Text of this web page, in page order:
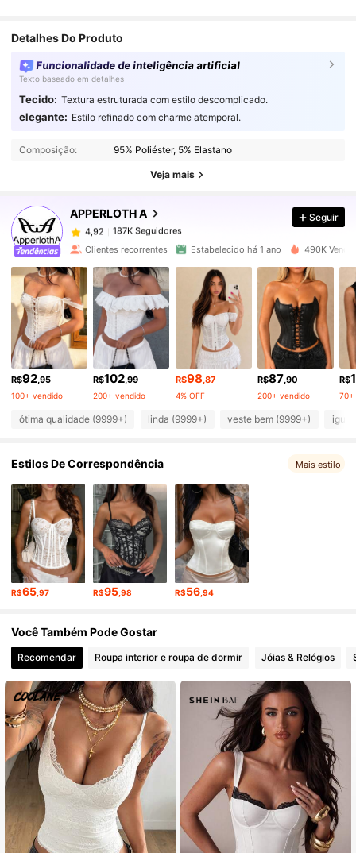
Detalhes Do Produto
Funcionalidade de inteligência artificial
Texto baseado em detalhes
Tecido: Textura estruturada com estilo descomplicado.
elegante: Estilo refinado com charme atemporal.
Composição: 95% Poliéster, 5% Elastano
Veja mais
APPERLOTH A
4,92 187K Seguidores
187K Seguidores
4,92
187K Seguidores
f***s
pago 1 dia atrás
4,92 187K Seguidores
4,92 187K Seguidores
4,92 187K Seguidores
4,92 187K Seguidores
4,92 187K Seguidores
4,92 187K Seguidores
4,92 187K Seguidores
Seguir
Clientes recorrentes Estabelecido há 1 ano 490K
R$92,95
100+ vendido
R$102,99
200+ vendido
R$98,87
4% OFF
R$87,90
200+ vendido
R$
70+
ótima qualidade (9999+) linda (9999+) veste bem (9999+) igual
Estilos De Correspondência Mais estilo
R$65,97 R$95,98 R$56,94
Você Também Pode Gostar
Recomendar Roupa interior e roupa de dormir Jóias & Relógios